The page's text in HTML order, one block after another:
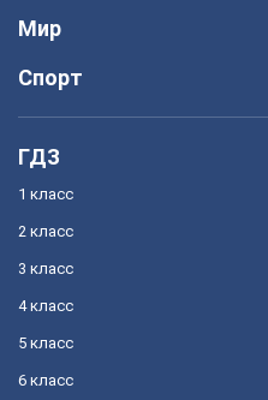
Мир
Спорт
ГДЗ
1 класс
2 класс
3 класс
4 класс
5 класс
6 класс